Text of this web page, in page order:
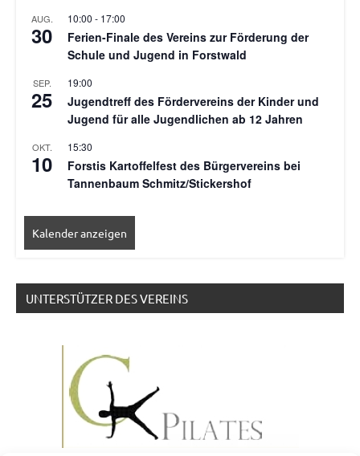
AUG.
30
10:00 - 17:00
Ferien-Finale des Vereins zur Förderung der
Schule und Jugend in Forstwald
SEP.
25
19:00
Jugendtreff des Fördervereins der Kinder und
Jugend für alle Jugendlichen ab 12 Jahren
OKT.
10
15:30
Forstis Kartoffelfest des Bürgervereins bei
Tannenbaum Schmitz/Stickershof
Kalender anzeigen
UNTERSTÜTZER DES VEREINS